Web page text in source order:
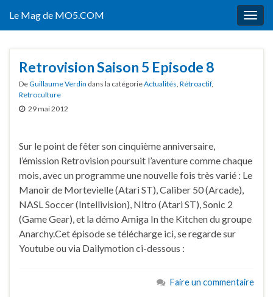
Le Mag de MO5.COM
Retrovision Saison 5 Episode 8
DeGuillaume Verdin dans la catégorieActualités, Rétroactif,
Retroculture
29 mai 2012
Sur le point de fêter son cinquième anniversaire,
l’émission Retrovision poursuit l’aventure comme chaque
mois, avec un programme une nouvelle fois très varié : Le
Manoir de Mortevielle (Atari ST), Caliber 50 (Arcade),
NASL Soccer (Intellivision), Nitro (Atari ST), Sonic 2
(Game Gear), et la démo Amiga In the Kitchen du groupe
Anarchy.Cet épisode se télécharge ici, se regarde sur
Youtube ou via Dailymotion ci-dessous :
Faire un commentaire